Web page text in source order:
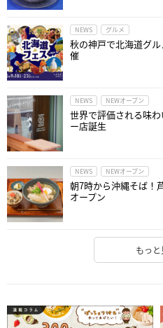
NEWS グルメ
秋の神戸で北海道グ
催
NEWS NEWオープン
世界で評価される味
ー店誕生
NEWS NEWオープン
朝7時から沖縄そば！
オープン
もっと